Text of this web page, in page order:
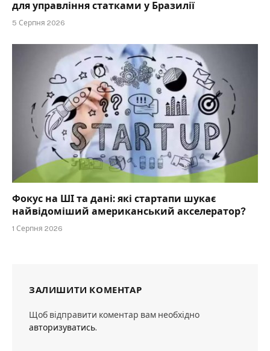
для управління статками у Бразилії
5 Серпня 2026
Фокус на ШІ та дані: які стартапи шукає
найвідоміший американський акселератор?
1 Серпня 2026
ЗАЛИШИТИ КОМЕНТАР
Щоб відправити коментар вам необхідно
авторизуватись.